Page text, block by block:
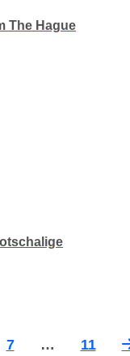
The Hague
7 …
11